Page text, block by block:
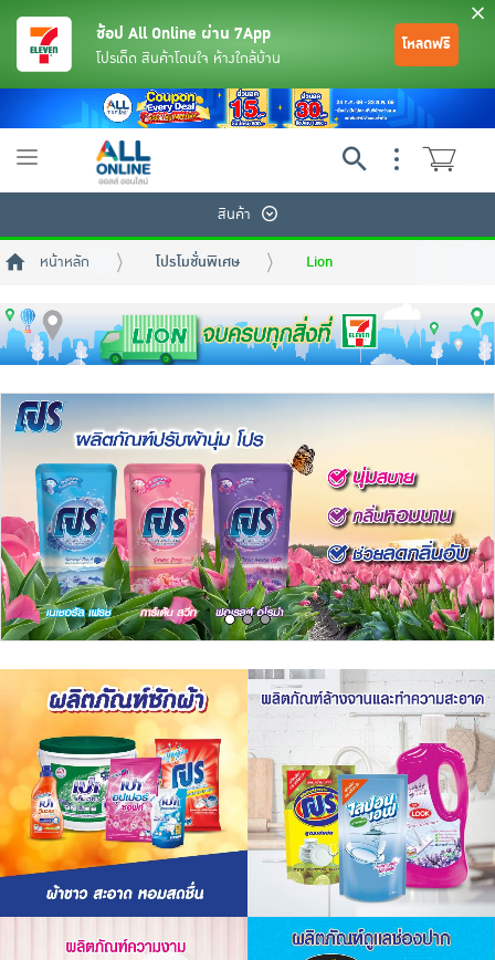
ย้อนกลับ
เครื่องดื่มและผงชงดื่ม
เครื่องปรุงรสและของแห้ง
ขนมขบเคี้ยว และช็อคโกแลต
อาหารสด ผัก ผลไม้และเบเกอรี่
ย้อนกลับ
ย้อนกลับ
ย้อนกลับ
ย้อนกลับ
ย้อนกลับ
ย้อนกลับ
ย้อนกลับ
มือถือ
ย้อนกลับ
ย้อนกลับ
พระเครื่อง test pop
ย้อนกลับ
ช้อป All Online ผ่าน 7App
โปรเด็ด สินค้าโดนใจ ห้างใกล้บ้าน
โหลดฟรี
Toggle
สินค้า
หน้าหลัก โปรโมชั่นพิเศษ Lion